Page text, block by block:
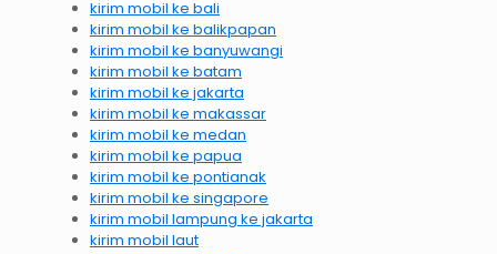
kirim mobil ke bali
kirim mobil ke balikpapan
kirim mobil ke banyuwangi
kirim mobil ke batam
kirim mobil ke jakarta
kirim mobil ke makassar
kirim mobil ke medan
kirim mobil ke papua
kirim mobil ke pontianak
kirim mobil ke singapore
kirim mobil lampung ke jakarta
kirim mobil laut